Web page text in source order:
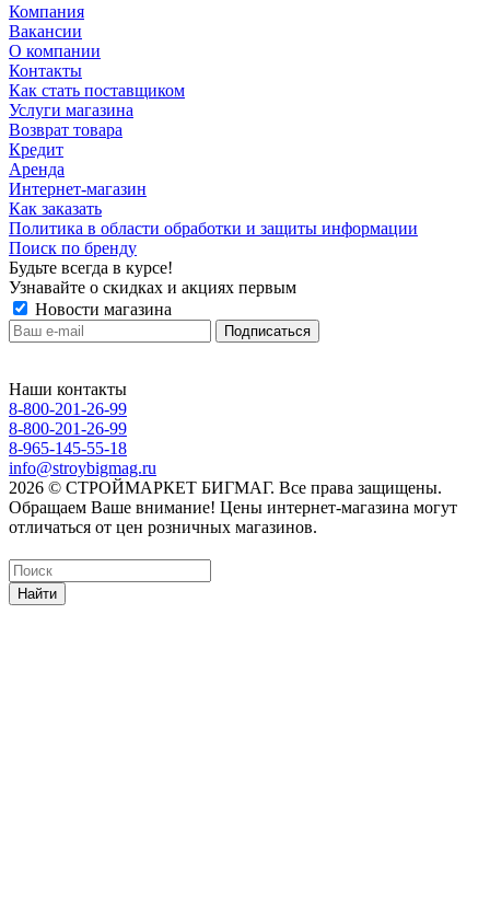
Компания
Вакансии
О компании
Контакты
Как стать поставщиком
Услуги магазина
Возврат товара
Кредит
Аренда
Интернет-магазин
Как заказать
Политика в области обработки и защиты информации
Поиск по бренду
Будьте всегда в курсе!
Узнавайте о скидках и акциях первым
Новости магазина
Наши контакты
8-800-201-26-99
8-800-201-26-99
8-965-145-55-18
info@stroybigmag.ru
2026 © СТРОЙМАРКЕТ БИГМАГ. Все права защищены.
Обращаем Ваше внимание! Цены интернет-магазина могут
отличаться от цен розничных магазинов.
Найти